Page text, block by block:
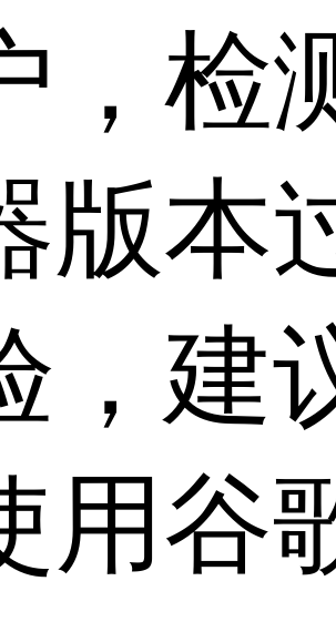
，检
版本
，建
用谷